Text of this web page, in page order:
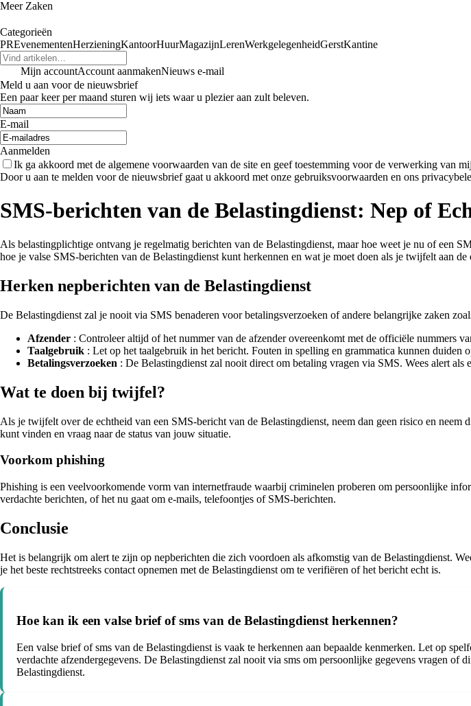
Meer Zaken
Categorieën
PREvenementenHerzieningKantoorHuurMagazijnLerenWerkgelegenheidGerstKantine
Mijn accountAccount aanmakenNieuws e-mail
Meld u aan voor de nieuwsbrief
Een paar keer per maand sturen wij iets waar u plezier aan zult beleven.
E-mail
Aanmelden
Ik ga akkoord met de algemene voorwaarden van de site en geef toestemming voor de verwerking van
Door u aan te melden voor de nieuwsbrief gaat u akkoord met onze gebruiksvoorwaarden en ons
SMS-berichten van de Belastingdienst: Nep of
Als belastingplichtige ontvang je regelmatig berichten van de Belastingdienst, maar hoe weet je nu of een
hoe je valse SMS-berichten van de Belastingdienst kunt herkennen en wat je moet doen als je twijfelt aan de
Herken nepberichten van de Belastingdienst
De Belastingdienst zal je nooit via SMS benaderen voor betalingsverzoeken of andere belangrijke zaken
Afzender : Controleer altijd of het nummer van de afzender overeenkomt met de officiële nummers
Taalgebruik : Let op het taalgebruik in het bericht. Fouten in spelling en grammatica kunnen duiden
Betalingsverzoeken : De Belastingdienst zal nooit direct om betaling vragen via SMS. Wees alert
Wat te doen bij twijfel?
Als je twijfelt over de echtheid van een SMS-bericht van de Belastingdienst, neem dan geen risico en
kunt vinden en vraag naar de status van jouw situatie.
Voorkom phishing
Phishing is een veelvoorkomende vorm van internetfraude waarbij criminelen proberen om persoonlijke
verdachte berichten, of het nu gaat om e-mails, telefoontjes of SMS-berichten.
Conclusie
Het is belangrijk om alert te zijn op nepberichten die zich voordoen als afkomstig van de Belastingdienst.
je het beste rechtstreeks contact opnemen met de Belastingdienst om te verifiëren of het bericht echt is.
Hoe kan ik een valse brief of sms van de Belastingdienst herkennen?
Een valse brief of sms van de Belastingdienst is vaak te herkennen aan bepaalde kenmerken. Let op
verdachte afzendergegevens. De Belastingdienst zal nooit via sms om persoonlijke gegevens vragen
Belastingdienst.